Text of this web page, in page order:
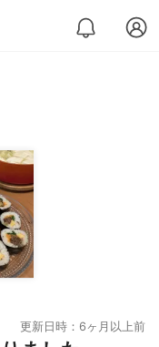
更新日時：6ヶ月以上前